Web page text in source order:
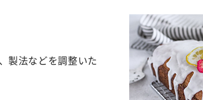
製法などを調整いた